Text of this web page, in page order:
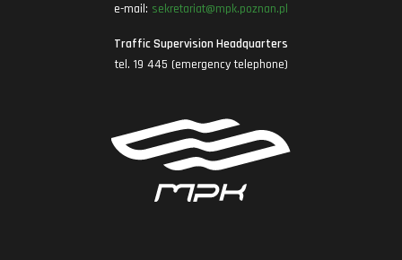
e-mail: sekretariat@mpk.poznan.pl
Traffic Supervision Headquarters
tel. 19 445 (emergency telephone)